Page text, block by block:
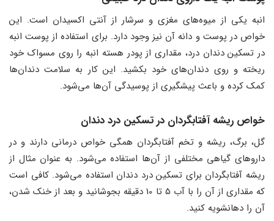
انبه یکی از میوه‌های مغزی و سرشار از آنتی اکسیدان است. این
خواص در پوست و دانه آن نیز وجود دارد. برای استفاده از پوست انبه
در تسکین دندان درد، مقداری از پودر هسته انبه را روی مسواک خود
ریخته و روی دندان‌های خود بکشید. این کار به سلامت دندان‌ها
کمک کرده و باعث پیشگیری از پوسیدگی آن‌ها می‌شود.
خواص ریشه آفتابگردان در تسکین درد دندان
گل، برگ، ریشه و تخم آفتابگردان همگی خواص درمانی دارند و در
داروهای گیاهی مختلفی از آن‌ها استفاده می‌شود. به عنوان مثال از
ریشه آفتابگردان برای تسکین درد دندان استفاده می‌شود. کافی است
که مقداری از آن را با آب 5 تا 10 دقیقه بجوشانید و بعد از خنک شدن،
آن را دهانشویه کنید.